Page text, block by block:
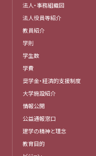
法人・事務組織図
法人役員等紹介
教員紹介
学則
学生数
学費
奨学金・経済的支援制度
大学施設紹介
情報公開
公益通報窓口
建学の精神と理念
教育目的